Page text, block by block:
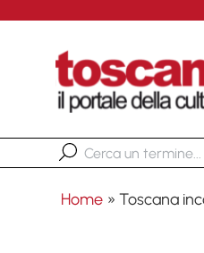
Home » Toscana